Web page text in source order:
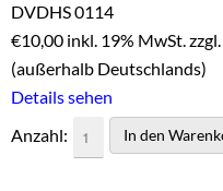
DVDHS 0114
€10,00 inkl. 19% MwSt. zzgl.
(außerhalb Deutschlands)
Details sehen
Anzahl: